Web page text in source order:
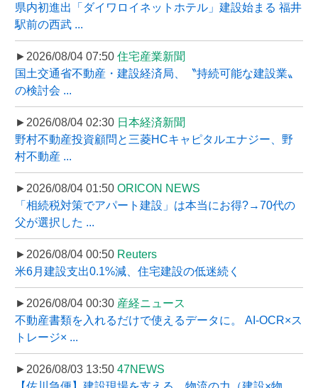
県内初進出「ダイワロイネットホテル」建設始まる 福井
駅前の西武 ...
►2026/08/04 07:50 住宅産業新聞
国土交通省不動産・建設経済局、〝持続可能な建設業〟
の検討会 ...
►2026/08/04 02:30 日本経済新聞
野村不動産投資顧問と三菱HCキャピタルエナジー、野
村不動産 ...
►2026/08/04 01:50 ORICON NEWS
「相続税対策でアパート建設」は本当にお得?→70代の
父が選択した ...
►2026/08/04 00:50 Reuters
米6月建設支出0.1%減、住宅建設の低迷続く
►2026/08/04 00:30 産経ニュース
不動産書類を入れるだけで使えるデータに。 AI-OCR×ス
トレージ× ...
►2026/08/03 13:50 47NEWS